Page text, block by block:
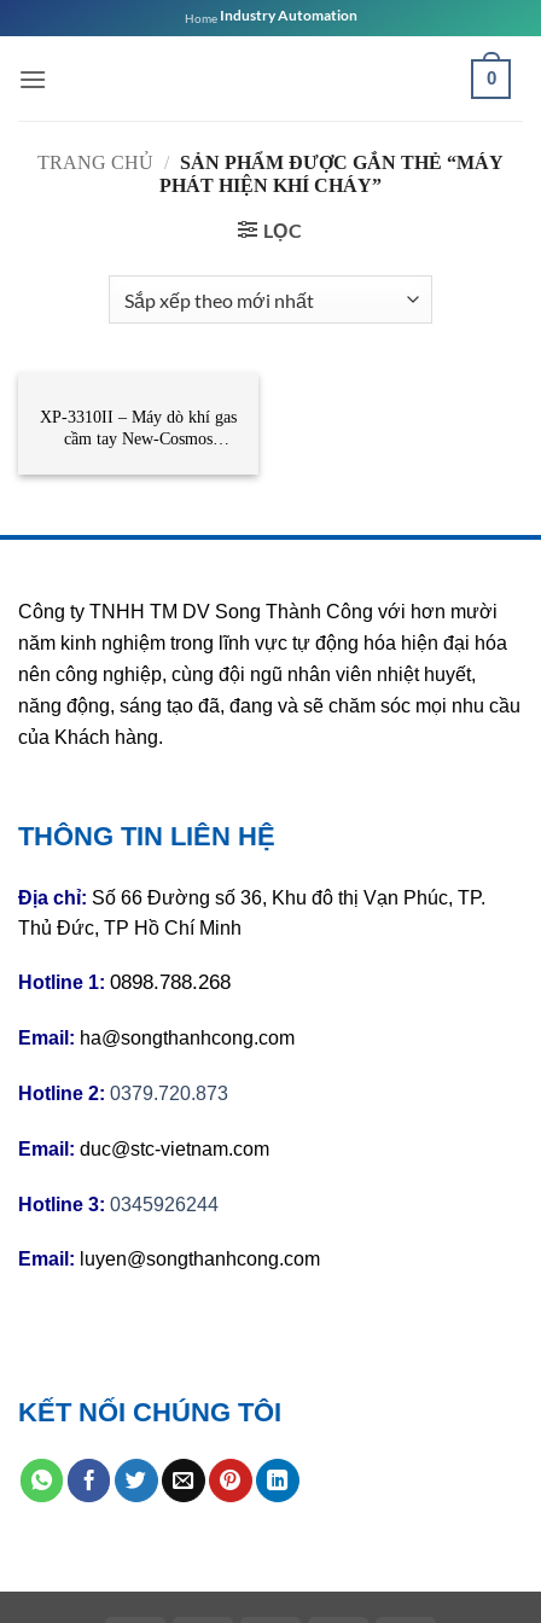
qua
nội
Home Industry Automation
0
TRANG CHỦ / SẢN PHẨM ĐƯỢC GẮN THẺ “MÁY
PHÁT HIỆN KHÍ CHÁY”
LỌC
XP-3310II – Máy dò khí gas
cầm tay New-Cosmos
Công ty TNHH TM DV Song Thành Công với hơn mười
năm kinh nghiệm trong lĩnh vực tự động hóa hiện đại hóa
nên công nghiệp, cùng đội ngũ nhân viên nhiệt huyết,
năng động, sáng tạo đã, đang và sẽ chăm sóc mọi nhu cầu
của Khách hàng.
THÔNG TIN LIÊN HỆ
Địa chỉ: Số 66 Đường số 36, Khu đô thị Vạn Phúc, TP.
Thủ Đức, TP Hồ Chí Minh
Hotline 1: 0898.788.268
Email: ha@songthanhcong.com
Hotline 2: 0379.720.873
Email: duc@stc-vietnam.com
Hotline 3: 0345926244
Email: luyen@songthanhcong.com
KẾT NỐI CHÚNG TÔI